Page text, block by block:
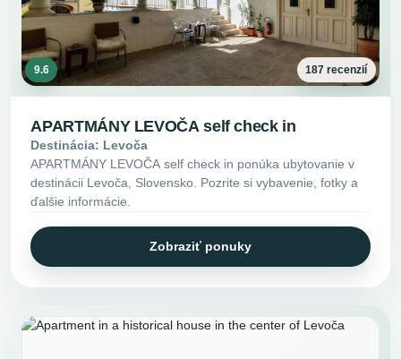
9.6 187 recenzií
APARTMÁNY LEVOČA self check in
Destinácia: Levoča
APARTMÁNY LEVOČA self check in ponúka ubytovanie v
destinácii Levoča, Slovensko. Pozrite si vybavenie, fotky a
ďalšie informácie.
Zobraziť ponuky